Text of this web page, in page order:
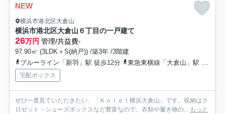
NEW
横浜市港北区大倉山
横浜市港北区大倉山６丁目の一戸建て
26万円 管理/共益費-
97.90㎡ (3LDK＋S(納戸)) /築3年 /3階建
ブルーライン「新羽」駅 徒歩12分
東急東横線「大倉山」駅 徒歩23分
宅配ボックス
ぜひ一度見ていただきたい、「Ｋｏｌｅｔ横浜大倉山」です。収納はク
ロゼット・シューズボックスなど豊富なので、衣類や履き物の...
もっと